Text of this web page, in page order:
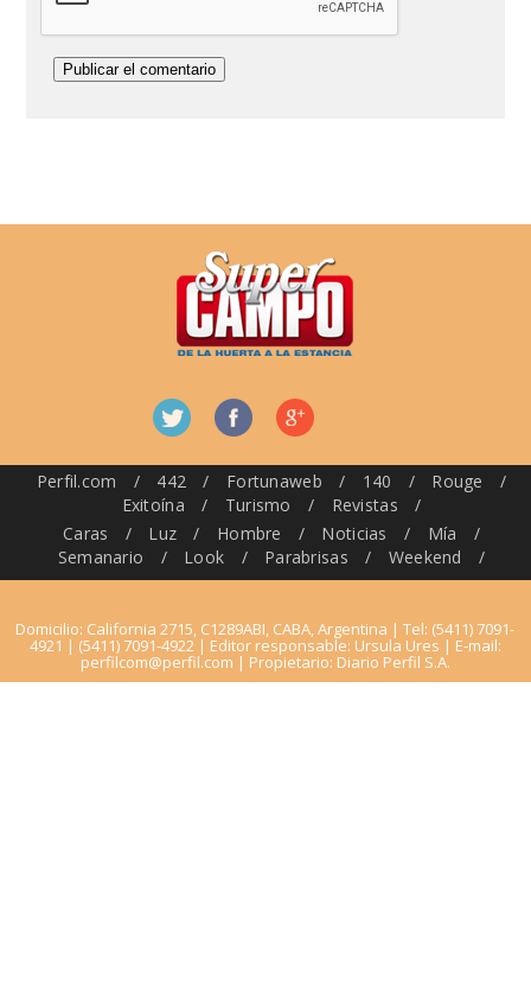
Perfil.com / 442 / Fortunaweb / 140 / Rouge
/
Exitoína
/ Turismo / Revistas
/
Caras
/ Luz / Hombre / Noticias / Mía
/
Semanario
/ Look / Parabrisas / Weekend /
Domicilio: California 2715, C1289ABI, CABA, Argentina | Tel: (5411) 7091-
4921 | (5411) 7091-4922 | Editor responsable: Ursula Ures | E-mail:
perfilcom@perfil.com | Propietario: Diario Perfil S.A.